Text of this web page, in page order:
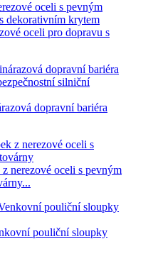
oceli pro dopravu s
dopravní bariéra
nerezové oceli s pevným
pouliční sloupky